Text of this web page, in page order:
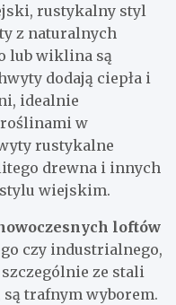
rustykalny styl
z naturalnych
lub wiklina są
dodają ciepła i
idealnie
w
rustykalne
drewna i innych
wiejskim.
loftów
czy industrialnego,
ze stali
trafnym wyborem.